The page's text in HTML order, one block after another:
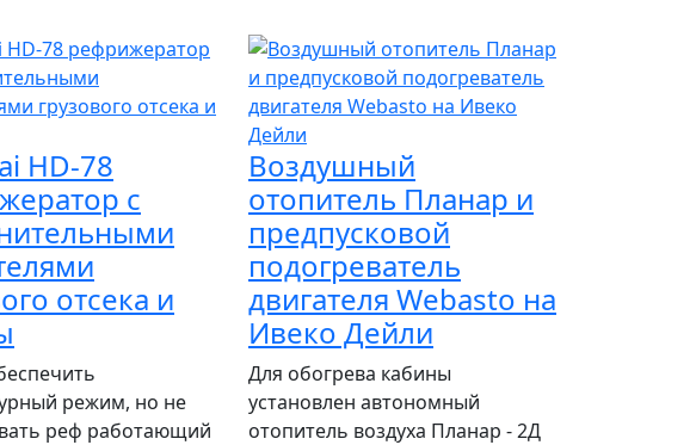
HD-78
с
отсека и
режим, но не
реф работающий
Воздушный
отопитель Планар и
предпусковой
подогреватель
двигателя Webasto на
Ивеко Дейли
Для обогрева кабины
установлен автономный
отопитель воздуха Планар - 2Д